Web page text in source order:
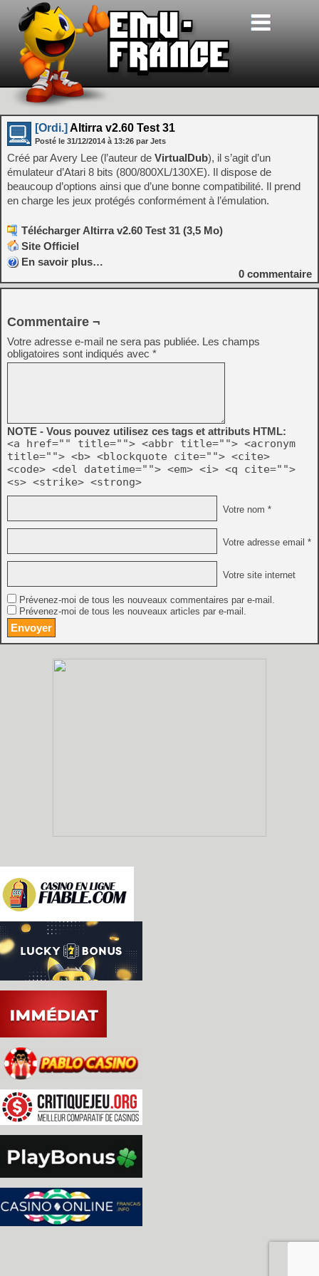
[Ordi.] Altirra v2.60 Test 31
Posté le 31/12/2014 à 13:26 par Jets
Créé par Avery Lee (l’auteur de VirtualDub), il s’agit d’un
émulateur d’Atari 8 bits (800/800XL/130XE). Il dispose de
beaucoup d’options ainsi que d’une bonne compatibilité. Il prend
en charge les jeux protégés conformément à l’émulation.
Télécharger Altirra v2.60 Test 31 (3,5 Mo)
Site Officiel
En savoir plus…
0 commentaire
Commentaire ¬
Votre adresse e-mail ne sera pas publiée. Les champs
obligatoires sont indiqués avec *
NOTE - Vous pouvez utilisez ces tags et attributs HTML:
<a href="" title=""> <abbr title=""> <acronym
title=""> <b> <blockquote cite=""> <cite>
<code> <del datetime=""> <em> <i> <q cite="">
<s> <strike> <strong>
Votre nom *
Votre adresse email *
Votre site internet
Prévenez-moi de tous les nouveaux commentaires par e-mail.
Prévenez-moi de tous les nouveaux articles par e-mail.